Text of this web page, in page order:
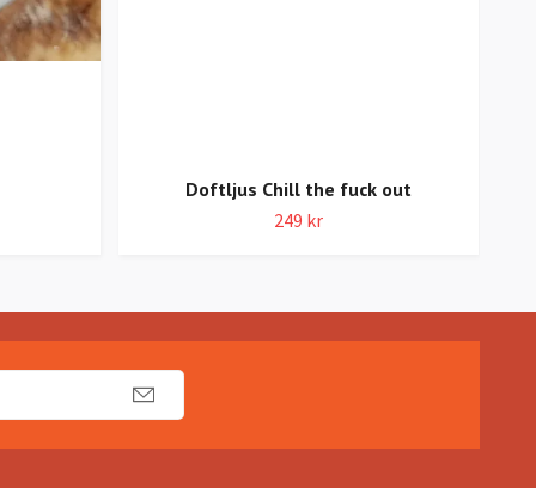
Doftljus Chill the fuck out
249 kr